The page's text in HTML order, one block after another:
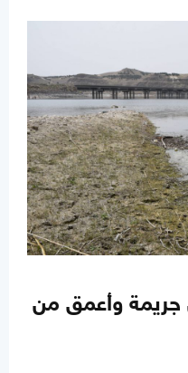
جريمة وأعمق من